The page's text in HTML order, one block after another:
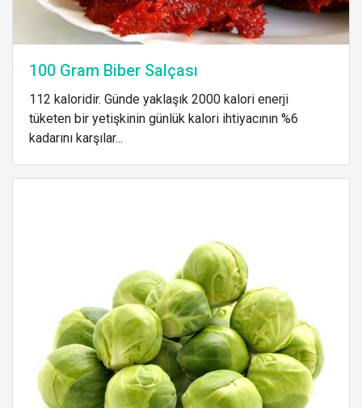
100 Gram Biber Salçası
112 kaloridir. Günde yaklaşık 2000 kalori enerji
tüketen bir yetişkinin günlük kalori ihtiyacının %6
kadarını karşılar...